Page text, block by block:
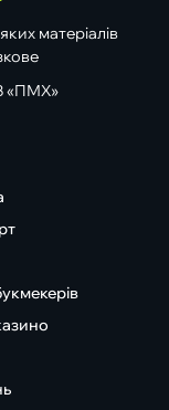
матеріалів
«ПМХ»